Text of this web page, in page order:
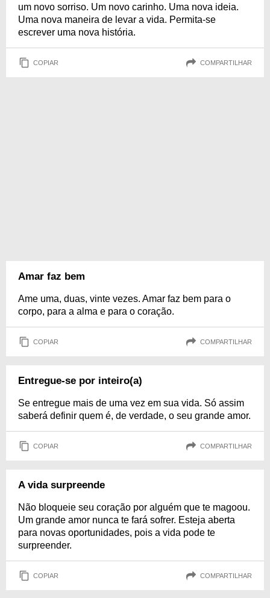
um novo sorriso. Um novo carinho. Uma nova ideia.
Uma nova maneira de levar a vida. Permita-se
escrever uma nova história.
COPIAR COMPARTILHAR
Amar faz bem
Ame uma, duas, vinte vezes. Amar faz bem para o
corpo, para a alma e para o coração.
COPIAR COMPARTILHAR
Entregue-se por inteiro(a)
Se entregue mais de uma vez em sua vida. Só assim
saberá definir quem é, de verdade, o seu grande amor.
COPIAR COMPARTILHAR
A vida surpreende
Não bloqueie seu coração por alguém que te magoou.
Um grande amor nunca te fará sofrer. Esteja aberta
para novas oportunidades, pois a vida pode te
surpreender.
COPIAR COMPARTILHAR